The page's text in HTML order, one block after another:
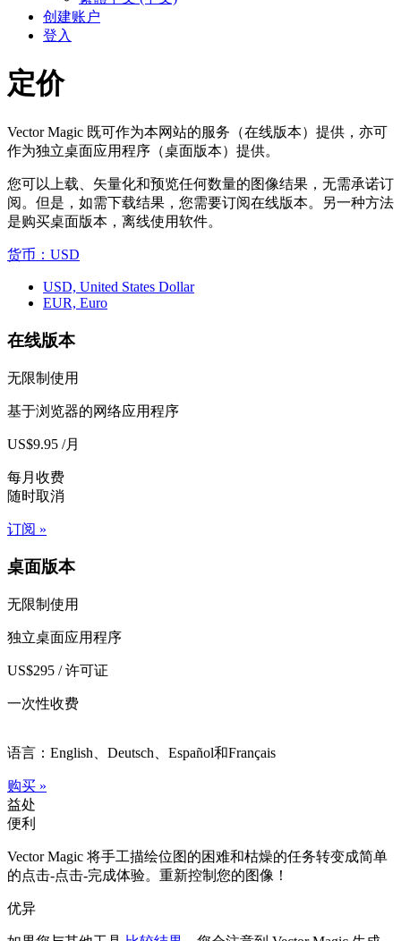
创建账户
登入
定价
Vector Magic 既可作为本网站的服务（在线版本）提供，亦可
作为独立桌面应用程序（桌面版本）提供。
您可以上载、矢量化和预览任何数量的图像结果，无需承诺订
阅。但是，如需下载结果，您需要订阅在线版本。另一种方法
是购买桌面版本，离线使用软件。
货币：USD
USD, United States Dollar
EUR, Euro
在线版本
无限制使用
基于浏览器的网络应用程序
US$9.95 /月
每月收费
随时取消
订阅 »
桌面版本
无限制使用
独立桌面应用程序
US$295 / 许可证
一次性收费
语言：English、Deutsch、Español和Français
购买 »
益处
便利
Vector Magic 将手工描绘位图的困难和枯燥的任务转变成简单
的点击-点击-完成体验。重新控制您的图像！
优异